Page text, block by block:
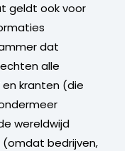
geldt ook voor
dat
alle
kranten (die
wereldwijd
bedrijven,